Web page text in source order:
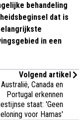
behandeling
dat is
in een
Volgend artikel
Canada en
Portugal erkennen
staat: 'Geen
voor Hamas'